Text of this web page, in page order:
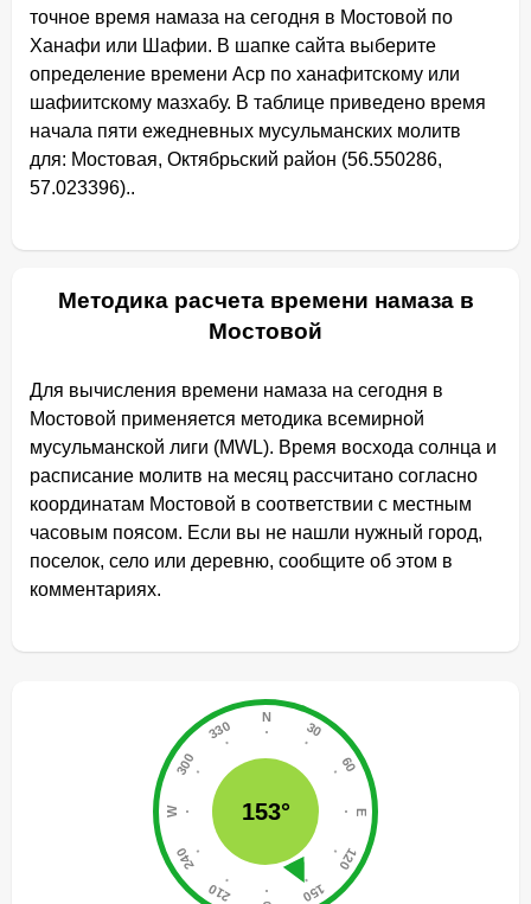
точное время намаза на сегодня в Мостовой по
Ханафи или Шафии. В шапке сайта выберите
определение времени Аср по ханафитскому или
шафиитскому мазхабу. В таблице приведено время
начала пяти ежедневных мусульманских молитв
для: Мостовая, Октябрьский район (56.550286,
57.023396)..
Методика расчета времени намаза в
Мостовой
Для вычисления времени намаза на сегодня в
Мостовой применяется методика всемирной
мусульманской лиги (MWL). Время восхода солнца и
расписание молитв на месяц рассчитано согласно
координатам Мостовой в соответствии с местным
часовым поясом. Если вы не нашли нужный город,
поселок, село или деревню, сообщите об этом в
комментариях.
153°